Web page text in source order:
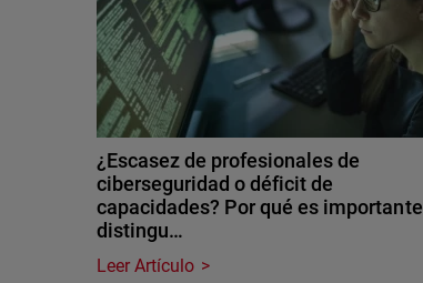
¿Escasez de profesionales de
ciberseguridad o déficit de
capacidades? Por qué es importante
distingu…
Leer Artículo